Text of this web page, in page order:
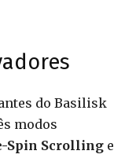
do Basilisk
modos
Spin Scrolling e